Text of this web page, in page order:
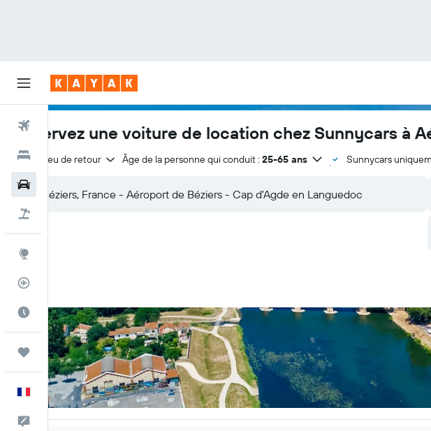
Hôtels
Meilleur moment pour voyager
Trips
Français
Commentaires
Réservez une voiture de location chez Sunnycars à
Même lieu de retour Âge de la personne qui conduit : 25-65 ans Sunnycars